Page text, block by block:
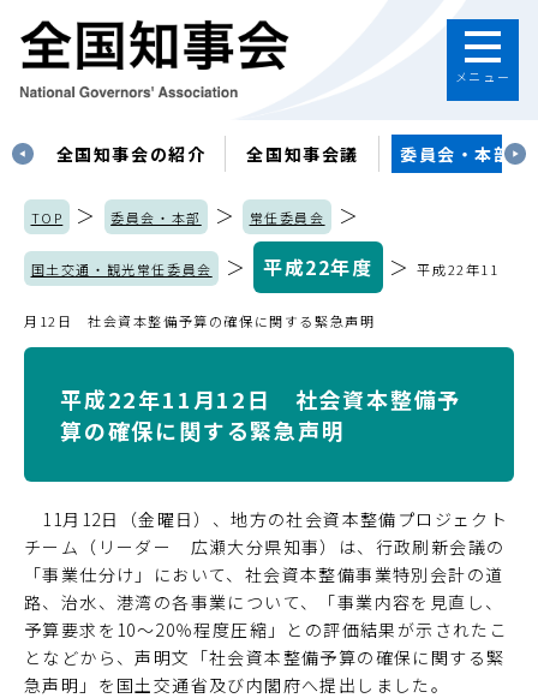
メニュー
全国知事会の紹介 全国知事会議 委員会・本部
TOP ＞ 委員会・本部 ＞ 常任委員会 ＞
国土交通・観光常任委員会 ＞ 平成22年度 ＞平成22年11
月12日 社会資本整備予算の確保に関する緊急声明
平成22年11月12日 社会資本整備予
算の確保に関する緊急声明
11月12日（金曜日）、地方の社会資本整備プロジェクト
チーム（リーダー 広瀬大分県知事）は、行政刷新会議の
「事業仕分け」において、社会資本整備事業特別会計の道
路、治水、港湾の各事業について、「事業内容を見直し、
予算要求を10～20％程度圧縮」との評価結果が示されたこ
となどから、声明文「社会資本整備予算の確保に関する緊
急声明」を国土交通省及び内閣府へ提出しました。